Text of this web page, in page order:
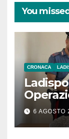
You missed
CRONACA
6 AGOSTO